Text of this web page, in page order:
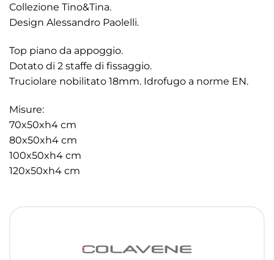
Collezione Tino&Tina.
Design Alessandro Paolelli.
Top piano da appoggio.
Dotato di 2 staffe di fissaggio.
Truciolare nobilitato 18mm. Idrofugo a norme EN.
Misure:
70x50xh4 cm
80x50xh4 cm
100x50xh4 cm
120x50xh4 cm